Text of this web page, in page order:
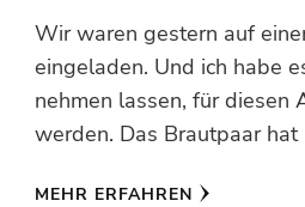
Wir waren gestern auf
eingeladen. Und ich habe
nehmen lassen, für diesen
werden. Das Brautpaar hat
MEHR ERFAHREN